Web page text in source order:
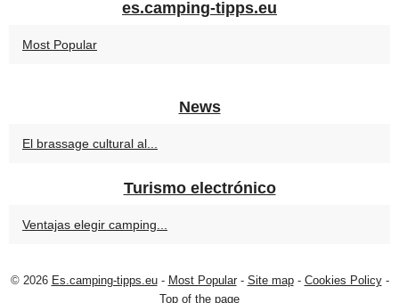
es.camping-tipps.eu
Most Popular
News
El brassage cultural al...
Turismo electrónico
Ventajas elegir camping...
© 2026 Es.camping-tipps.eu- Most Popular- Site map- Cookies Policy-
Top of the page